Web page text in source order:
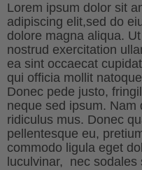
Lorem ipsum dolor sit
adipiscing elit,sed do
dolore magna aliqua.
nostrud exercitation
ea sint occaecat
qui officia mollit
Donec pede justo,
neque sed ipsum. Nam
ridiculus mus. Donec
pellentesque eu,
commodo ligula eget
luculvinar, nec sodales